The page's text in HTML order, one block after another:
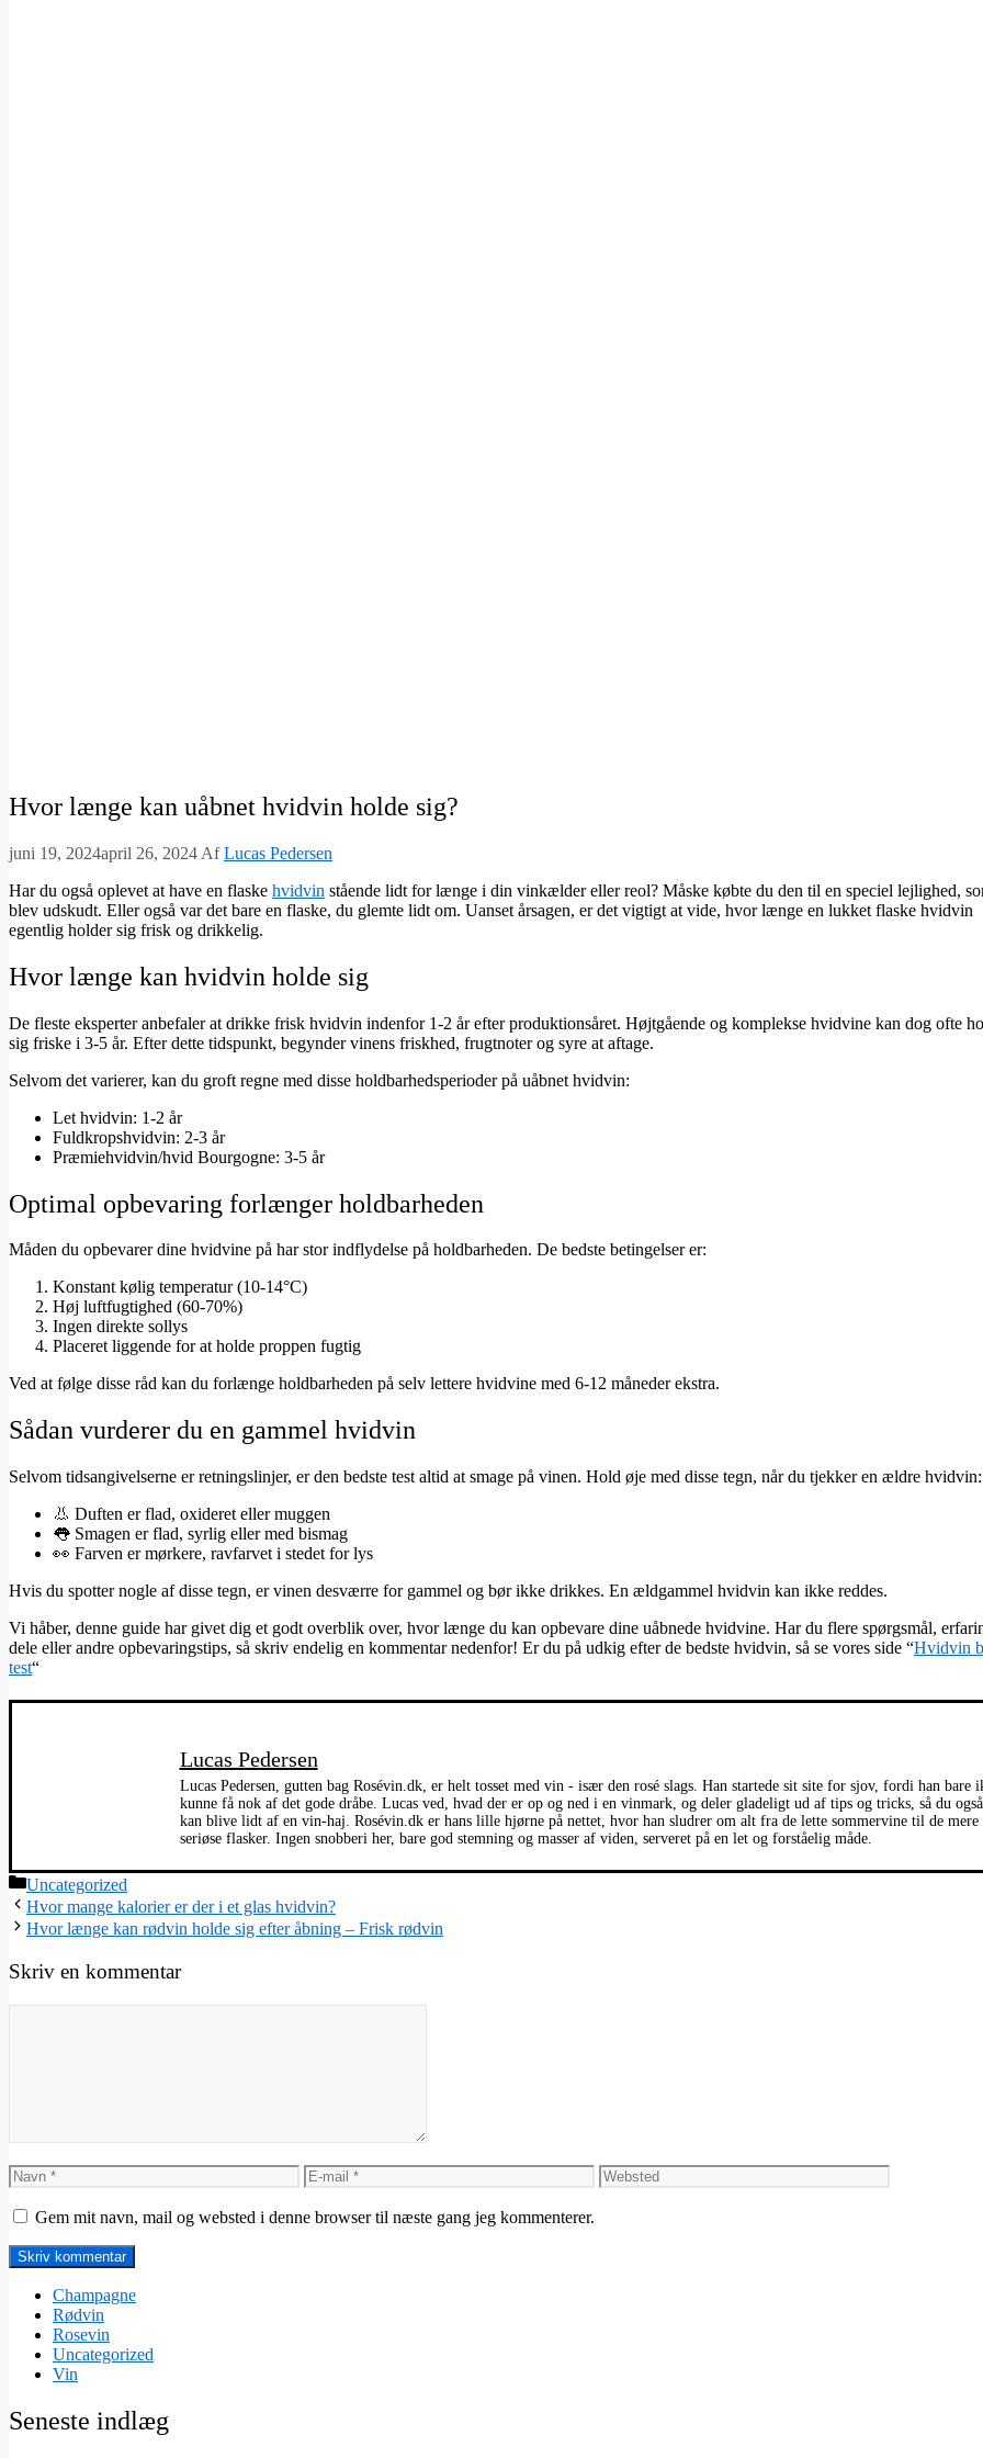
Hvor længe kan uåbnet hvidvin holde sig?
juni 19, 2024april 26, 2024 AfLucas Pedersen
Har du også oplevet at have en flaske hvidvin stående lidt for længe i din vinkælder eller reol? Måske købte du den til en speciel lejlighed,
blev udskudt. Eller også var det bare en flaske, du glemte lidt om. Uanset årsagen, er det vigtigt at vide, hvor længe en lukket flaske hvidvin
egentlig holder sig frisk og drikkelig.
Hvor længe kan hvidvin holde sig
De fleste eksperter anbefaler at drikke frisk hvidvin indenfor 1-2 år efter produktionsåret. Højtgående og komplekse hvidvine kan dog ofte
sig friske i 3-5 år. Efter dette tidspunkt, begynder vinens friskhed, frugtnoter og syre at aftage.
Selvom det varierer, kan du groft regne med disse holdbarhedsperioder på uåbnet hvidvin:
Let hvidvin: 1-2 år
Fuldkropshvidvin: 2-3 år
Præmiehvidvin/hvid Bourgogne: 3-5 år
Optimal opbevaring forlænger holdbarheden
Måden du opbevarer dine hvidvine på har stor indflydelse på holdbarheden. De bedste betingelser er:
Konstant kølig temperatur (10-14°C)
Høj luftfugtighed (60-70%)
Ingen direkte sollys
Placeret liggende for at holde proppen fugtig
Ved at følge disse råd kan du forlænge holdbarheden på selv lettere hvidvine med 6-12 måneder ekstra.
Sådan vurderer du en gammel hvidvin
Selvom tidsangivelserne er retningslinjer, er den bedste test altid at smage på vinen. Hold øje med disse tegn, når du tjekker en ældre hvidvin:
👃 Duften er flad, oxideret eller muggen
👅 Smagen er flad, syrlig eller med bismag
👀 Farven er mørkere, ravfarvet i stedet for lys
Hvis du spotter nogle af disse tegn, er vinen desværre for gammel og bør ikke drikkes. En ældgammel hvidvin kan ikke reddes.
Vi håber, denne guide har givet dig et godt overblik over, hvor længe du kan opbevare dine uåbnede hvidvine. Har du flere spørgsmål,
dele eller andre opbevaringstips, så skriv endelig en kommentar nedenfor! Er du på udkig efter de bedste hvidvin, så se vores side “Hvidvin
test“
Lucas Pedersen
Lucas Pedersen, gutten bag Rosévin.dk, er helt tosset med vin - især den rosé slags. Han startede sit site for sjov, fordi han bare
kunne få nok af det gode dråbe. Lucas ved, hvad der er op og ned i en vinmark, og deler gladeligt ud af tips og tricks, så du også
kan blive lidt af en vin-haj. Rosévin.dk er hans lille hjørne på nettet, hvor han sludrer om alt fra de lette sommervine til de mere
seriøse flasker. Ingen snobberi her, bare god stemning og masser af viden, serveret på en let og forståelig måde.
Kategorier
Uncategorized
Hvor mange kalorier er der i et glas hvidvin?
Hvor længe kan rødvin holde sig efter åbning – Frisk rødvin
Skriv en kommentar
Navn
E-
mail
Websted
Gem mit navn, mail og websted i denne browser til næste gang jeg kommenterer.
Champagne
Rødvin
Rosevin
Uncategorized
Vin
Seneste indlæg